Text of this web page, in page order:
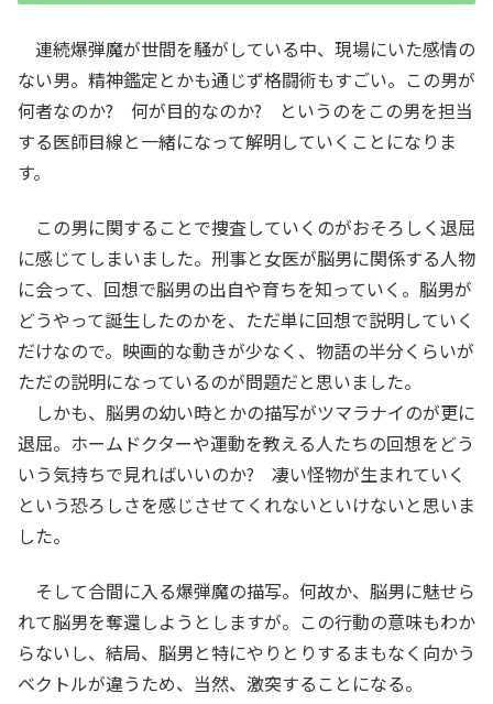
連続爆弾魔が世間を騒がしている中、現場にいた感情の
ない男。精神鑑定とかも通じず格闘術もすごい。この男が
何者なのか? 何が目的なのか? というのをこの男を担当
する医師目線と一緒になって解明していくことになりま
す。
この男に関することで捜査していくのがおそろしく退屈
に感じてしまいました。刑事と女医が脳男に関係する人物
に会って、回想で脳男の出自や育ちを知っていく。脳男が
どうやって誕生したのかを、ただ単に回想で説明していく
だけなので。映画的な動きが少なく、物語の半分くらいが
ただの説明になっているのが問題だと思いました。
しかも、脳男の幼い時とかの描写がツマラナイのが更に
退屈。ホームドクターや運動を教える人たちの回想をどう
いう気持ちで見ればいいのか? 凄い怪物が生まれていく
という恐ろしさを感じさせてくれないといけないと思いま
した。
そして合間に入る爆弾魔の描写。何故か、脳男に魅せら
れて脳男を奪還しようとしますが。この行動の意味もわか
らないし、結局、脳男と特にやりとりするまもなく向かう
ベクトルが違うため、当然、激突することになる。